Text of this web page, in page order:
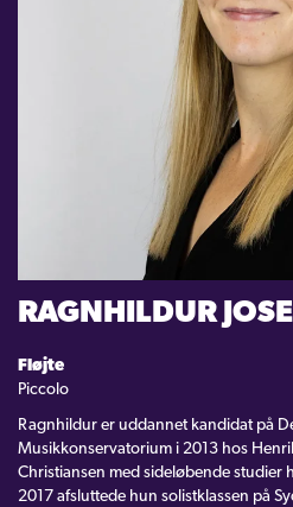
INFO
CARL NIELSEN
RAGNHILDUR
Fløjte
Piccolo
Ragnhildur er uddannet kandidat på
Musikkonservatorium i 2013 hos
Christiansen med sideløbende studier
2017 afsluttede hun solistklassen på